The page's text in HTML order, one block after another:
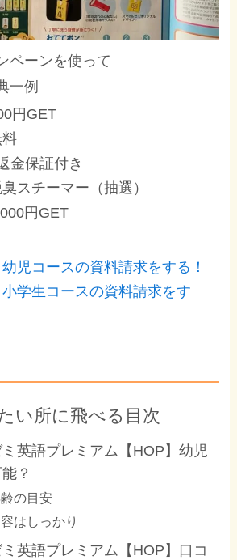
ペーンを使って
一例
円GET
金保証付き
スチーマー（抽選）
円GET
児コースの資料請求をする！
学生コースの資料請求をす
い所に飛べる目次
英語プレミアム【HOP】幼児
？
の目安
はしっかり
英語プレミアム【HOP】口コ